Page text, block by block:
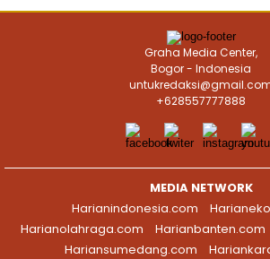
Graha Media Center,
Bogor - Indonesia
+628557777888
MEDIA NETWORK
Harianindonesia.com
Harianolahraga.com
Harianbanten.com
Hariansumedang.com